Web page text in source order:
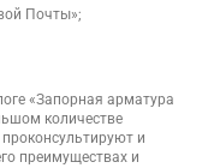
Почты»;
«Запорная арматура
количестве
и
преимуществах и